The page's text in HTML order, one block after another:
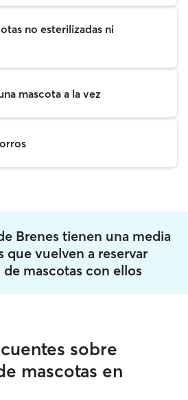
no esterilizadas ni
mascota a la vez
Brenes tienen una media
que vuelven a reservar
mascotas con ellos
sobre
mascotas en